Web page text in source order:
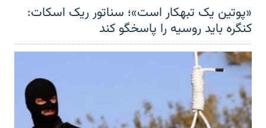
«پوتین یک تبهکار است»؛ سناتور ریک اسکات:
کنگره باید روسیه را پاسخگو کند